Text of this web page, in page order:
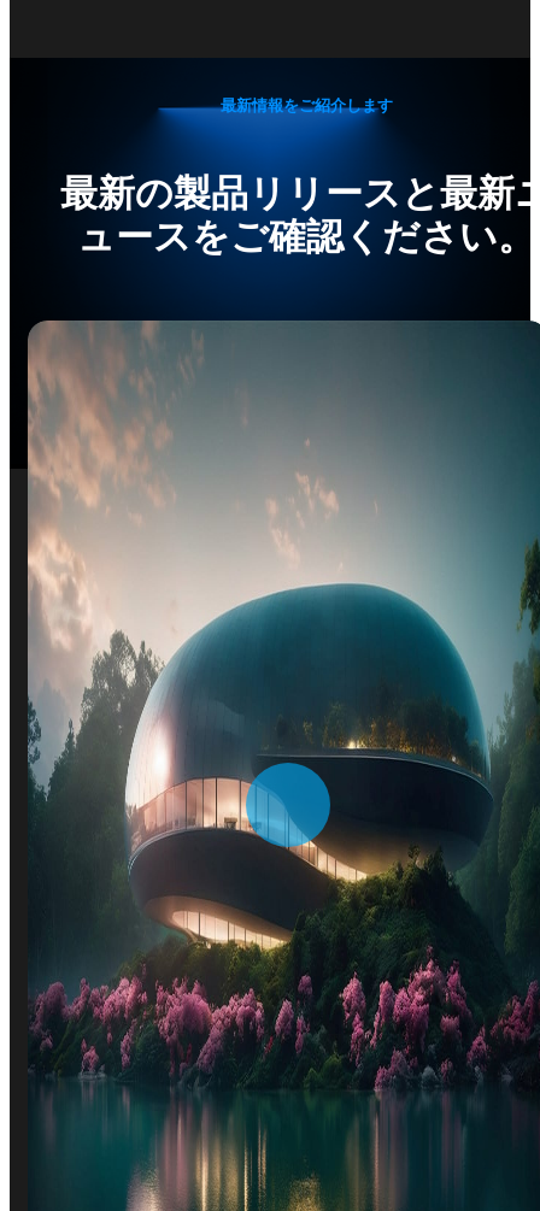
最新の製品リリースと最新
ュースをご確認ください。
最新情報をご紹介します